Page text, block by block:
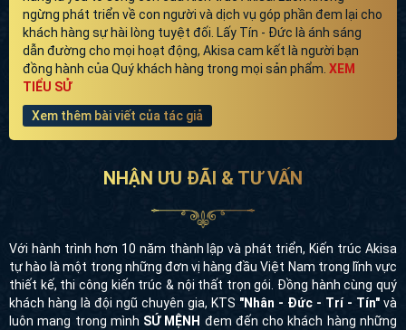
ngừng phát triển về con người và dịch vụ góp phần đem lại cho
khách hàng sự hài lòng tuyệt đối. Lấy Tín - Đức là ánh sáng
dẫn đường cho mọi hoạt động, Akisa cam kết là người bạn
đồng hành của Quý khách hàng trong mọi sản phẩm. XEM
TIỂU SỬ
Xem thêm bài viết của tác giả
NHẬN ƯU ĐÃI & TƯ VẤN
Với hành trình hơn 10 năm thành lập và phát triển, Kiến trúc Akisa
tự hào là một trong những đơn vị hàng đầu Việt Nam trong lĩnh vực
thiết kế, thi công kiến trúc & nội thất trọn gói. Đồng hành cùng quý
khách hàng là đội ngũ chuyên gia, KTS "Nhân - Đức - Trí - Tín" và
luôn mang trong mình SỨ MỆNH đem đến cho khách hàng những